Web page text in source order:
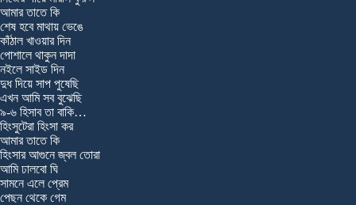
আমার তাতে কি
শেষ হবে মাথায় ভেঙে
কাঁঠাল খাওয়ার দিন
পোশালে থাকুন দাদা
নইলে সাইড দিন
দুধ দিয়ে সাপ পুষেছি
এখন আমি সব বুঝেছি
৯-৬ হিসাব তা বাকি…
হিংসুটেরা হিংসা কর
আমার তাতে কি
হিংসার আগুনে জ্বল তোরা
আমি ঢালবো ঘি
সামনে এলে প্রেম
পেছন থেকে গেম